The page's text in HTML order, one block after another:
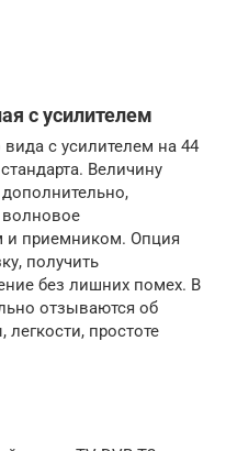
с усилителем
с усилителем на 44
Величину
волновое
и приемником. Опция
получить
без лишних помех. В
отзываются об
легкости, простоте